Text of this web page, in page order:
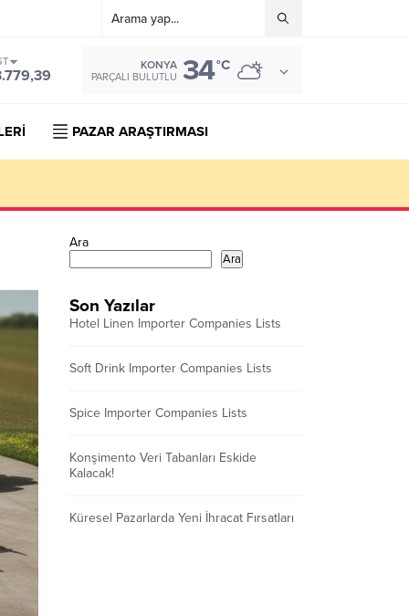
KONYA
PARÇALI BULUTLU 34°C
PAZAR ARAŞTIRMASI
Ara
Ara
Son Yazılar
Hotel Linen Importer Companies Lists
Soft Drink Importer Companies Lists
Spice Importer Companies Lists
Konşimento Veri Tabanları Eskide
Kalacak!
Küresel Pazarlarda Yeni İhracat Fırsatları